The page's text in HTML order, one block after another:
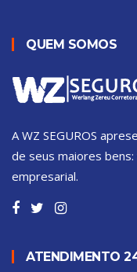
QUEM SOMOS
A WZ SEGUROS
de seus maiores
empresarial.
ATENDIMENTO